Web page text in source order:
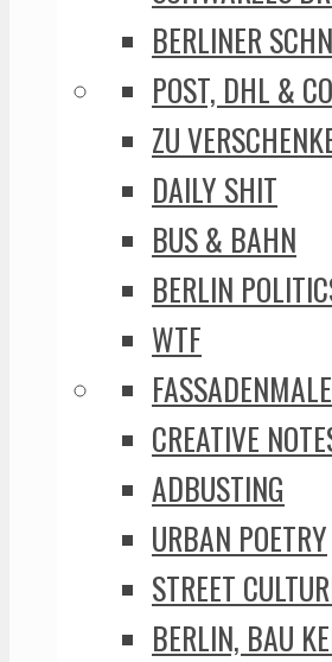
BERLINER
POST, DHL &
ZU
DAILY SHIT
BUS & BAHN
BERLIN
WTF
CREATIVE
ADBUSTING
URBAN POETRY
STREET
BERLIN, BAU